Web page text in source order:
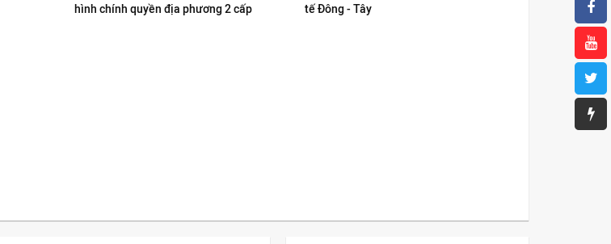
hình chính quyền địa phương 2 cấp
tế Đông - Tây